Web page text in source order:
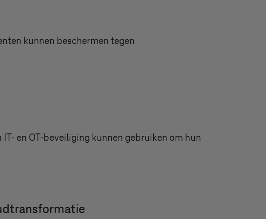
kunnen beschermen tegen
en OT-beveiliging kunnen gebruiken om hun